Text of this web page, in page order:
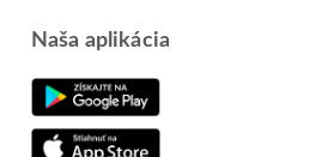
Naša aplikácia